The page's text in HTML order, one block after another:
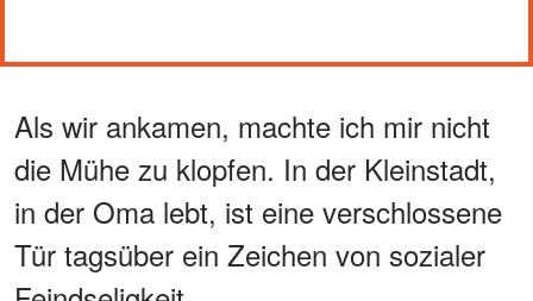
Als wir ankamen, machte ich mir nicht
die Mühe zu klopfen. In der Kleinstadt,
in der Oma lebt, ist eine verschlossene
Tür tagsüber ein Zeichen von sozialer